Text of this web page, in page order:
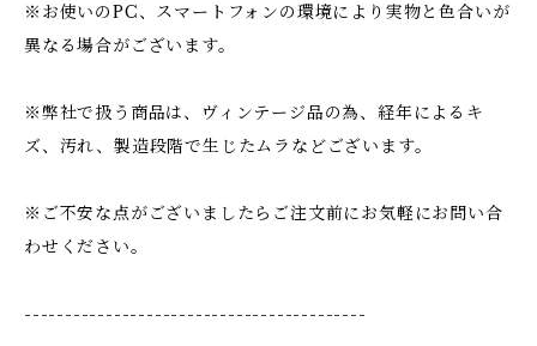
※お使いのPC、スマートフォンの環境により実物と色合いが
異なる場合がございます。
※弊社で扱う商品は、ヴィンテージ品の為、経年によるキ
ズ、汚れ、製造段階で生じたムラなどございます。
※ご不安な点がございましたらご注文前にお気軽にお問い合
わせください。
------------------------------------------